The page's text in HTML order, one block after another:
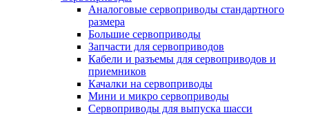
Аналоговые сервоприводы стандартного
размера
Большие сервоприводы
Запчасти для сервоприводов
Кабели и разъемы для сервоприводов и
приемников
Качалки на сервоприводы
Мини и микро сервоприводы
Сервоприводы для выпуска шасси